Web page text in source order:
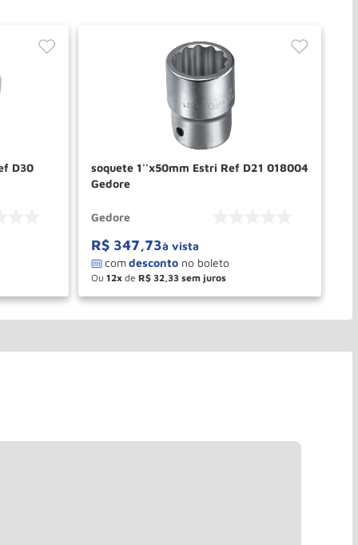
D30
soquete 1''x50mm Estri Ref D21 018004
Gedore
Gedore
R$ 347,73à vista
Ou 12 de R$ 32 33
＋
－ COMPRAR